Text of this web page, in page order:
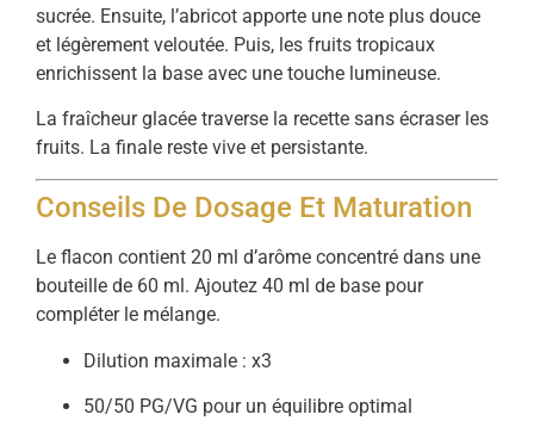
sucrée. Ensuite, l’abricot apporte une note plus douce
et légèrement veloutée. Puis, les fruits tropicaux
enrichissent la base avec une touche lumineuse.
La fraîcheur glacée traverse la recette sans écraser les
fruits. La finale reste vive et persistante.
Conseils De Dosage Et Maturation
Le flacon contient 20 ml d’arôme concentré dans une
bouteille de 60 ml. Ajoutez 40 ml de base pour
compléter le mélange.
Dilution maximale : x3
50/50 PG/VG pour un équilibre optimal